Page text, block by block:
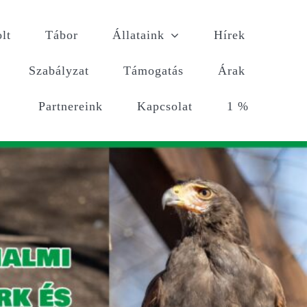
Tábor Állataink Hírek
Szabályzat Támogatás Árak
Partnereink Kapcsolat 1 %